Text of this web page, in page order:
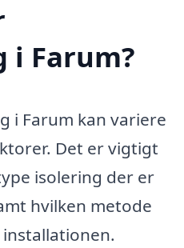
Farum?
i Farum kan variere
Det er vigtigt
isolering der er
hvilken metode